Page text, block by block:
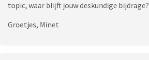
topic, waar blijft jouw deskundige bijdrage?
Groetjes, Minet